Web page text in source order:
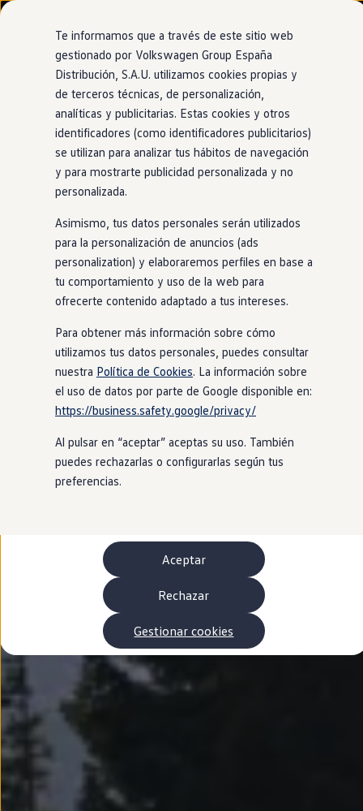
Ir
directamente
al contenido
Ir
directamente
al pie de
página
Nuevo ID. Cross
Vehículos Comerciales
Compra y ofertas
Volkswagen nuevo en stock
Volkswagen de ocasión
Financiación
My Renting
My Way
Seguros
Empresas
Autoescuelas
Eléctricos e híbridos
Más sobre híbridos
Plan Auto +
Etiquetas DGT
Simulador de autonomía, carga y ahorro
Carga y autonomía
Soluciones de carga
Tarifas de carga
Carga en casa
Modos de carga
Autonomía
Clientes y posventa
Club Volkswagen
Ofertas posventa
Beneficios Volkswagen
Asistencia en carretera
Servicios de movilidad
Garantía del fabricante
Buscar servicios para tu modelo
Volkswagen Apps, inicio de sesión y tienda
Conectar el móvil con el vehículo
Actualizaciones del software, los mapas y las
Mantenimiento y reparaciones
Revisiones e ITV
Aceite y líquidos del motor
Baterías
Frenos
Motor y chasis
Aire acondicionado y filtros
Accesorios y merchandising
Transporte
Te informamos que a través de este sitio web
gestionado por Volkswagen Group España
Distribución, S.A.U. utilizamos cookies propias y
de terceros técnicas, de personalización,
analíticas y publicitarias. Estas cookies y otros
identificadores (como identificadores publicitarios)
se utilizan para analizar tus hábitos de navegación
y para mostrarte publicidad personalizada y no
personalizada.
Asimismo, tus datos personales serán utilizados
para la personalización de anuncios (ads
personalization) y elaboraremos perfiles en base a
tu comportamiento y uso de la web para
ofrecerte contenido adaptado a tus intereses.
Para obtener más información sobre cómo
utilizamos tus datos personales, puedes consultar
nuestra Política de Cookies. La información sobre
el uso de datos por parte de Google disponible en:
https://business.safety.google/privacy/
Al pulsar en “aceptar” aceptas su uso. También
puedes rechazarlas o configurarlas según tus
preferencias.
Aceptar
Rechazar
Gestionar cookies